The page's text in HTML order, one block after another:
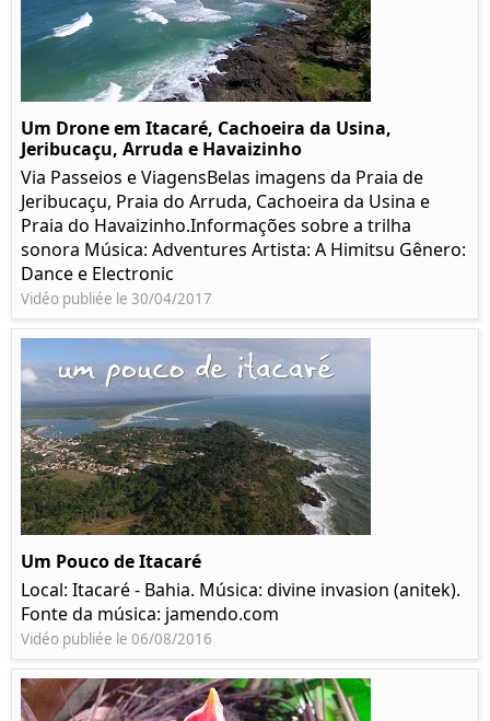
Um Drone em Itacaré, Cachoeira da Usina,
Jeribucaçu, Arruda e Havaizinho
Via Passeios e ViagensBelas imagens da Praia de
Jeribucaçu, Praia do Arruda, Cachoeira da Usina e
Praia do Havaizinho.Informações sobre a trilha
sonora Música: Adventures Artista: A Himitsu Gênero:
Dance e Electronic
Vidéo publiée le 30/04/2017
Um Pouco de Itacaré
Local: Itacaré - Bahia. Música: divine invasion (anitek).
Fonte da música: jamendo.com
Vidéo publiée le 06/08/2016